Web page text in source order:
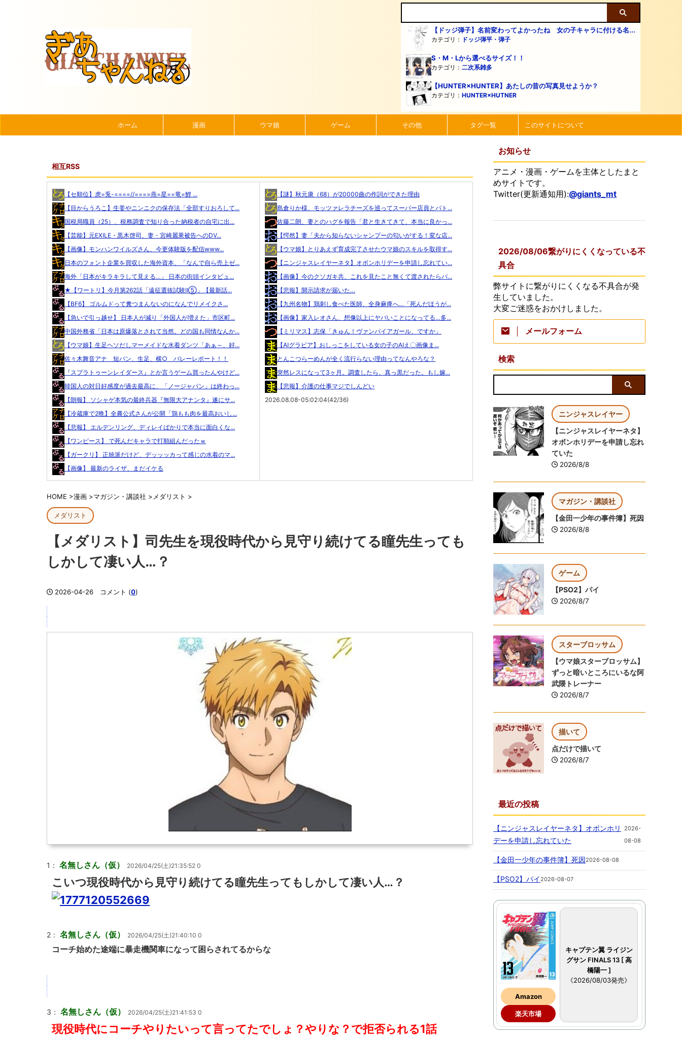
【ドッジ弾子】名前変わってよかったね 女の子キャラに付ける名...
カテゴリ： ドッジ弾平・弾子
S・M・Lから選べるサイズ！！
カテゴリ： 二次系雑多
【HUNTER×HUNTER】あたしの昔の写真見せようか？
カテゴリ： HUNTER×HUTNER
ホーム 漫画 ウマ娘 ゲーム その他 タグ一覧 このサイトについて
相互RSS
【セ順位】虎=兎-====//====燕=星==竜=鯉 ...
【目からうろこ】生姜やニンニクの保存法「全部すりおろして...
国税局職員（25）、税務調査で知り合った納税者の自宅に出...
【芸能】元EXILE・黒木啓司、妻・宮崎麗果被告へのDV...
【画像】モンハンワイルズさん、今更体験版を配信www...
日本のフォント企業を買収した海外資本、「なんで自ら売上ゼ...
海外「日本がキラキラして見える…」 日本の街頭インタビュ...
★【ワートリ】今月第262話「遠征選抜試験Ⅱ⑤」【最新話...
【BF6】 ゴルムドって糞つまんないのになんでリメイクさ...
【急いで引っ越せ】 日本人が減り「外国人が増えた」市区町...
中国外務省「日本は原爆落とされて当然。どの国も同情なんか...
【ウマ娘】生足ヘソだしマーメイドな水着ダンツ「あぁ～、好...
佐々木舞音アナ 短パン、生足、横○ バレーレポート！！
『スプラトゥーンレイダース』とか言うゲーム買ったんやけど...
韓国人の対日好感度が過去最高に、「ノージャパン」は終わっ...
【朗報】 ソシャゲ本気の最終兵器『無限大アナンタ』遂にサ...
【冷蔵庫で2晩】全農公式さんが公開「鶏もも肉を最高おいし...
【悲報】 エルデンリング、ディレイばかりで本当に面白くな...
【ワンピース】 で死んだキャラで打順組んだったｗ
【ガークリ】 正統派だけど、デッッッカって感じの水着のマ...
【画像】 最新のライザ、まだイケる
【謎】秋元康（68）が20000曲の作詞ができた理由
島倉りか様、モッツァレラチーズを巡ってスーパー店員とバト...
佐藤二朗、妻とのハグを報告「君と生きてきて、本当に良かっ...
【愕然】妻「夫から知らないシャンプーの匂いがする！変な店...
【ウマ娘】とりあえず育成完了させたウマ娘のスキルを取得す...
【ニンジャスレイヤーネタ】オボンホリデーを申請し忘れてい...
【画像】今のクソガキ共、これを見たこと無くて渡されたらパ...
【悲報】開示請求が届いた…
【九州名物】鶏刺し食べた医師、全身麻痺へ…「死んだほうが...
【画像】家入レオさん、想像以上にヤバいことになってる…多...
【ミリマス】志保「きゅん！ヴァンパイアガール、ですか」
【AIグラビア】おしっこをしている女の子のAIえ〇画像ま...
とんこつらーめんが全く流行らない理由ってなんやろな？
突然レスになって3ヶ月。調査したら、真っ黒だった。もし嫁...
【悲報】介護の仕事マジでしんどい
2026.08.08-05:02:04(42/36)
HOME >漫画 >マガジン・講談社 > メダリスト >
メダリスト
【メダリスト】司先生を現役時代から見守り続けてる瞳先生っても
しかして凄い人…？
2026-04-26 コメント (0)
1： 名無しさん（仮） 2026/04/25(土)21:35:52 0
こいつ現役時代から見守り続けてる瞳先生ってもしかして凄い人…？
2： 名無しさん（仮） 2026/04/25(土)21:40:10 0
コーチ始めた途端に暴走機関車になって困らされてるからな
3： 名無しさん（仮） 2026/04/25(土)21:41:53 0
現役時代にコーチやりたいって言ってたでしょ？やりな？で拒否られる1話
お知らせ
アニメ・漫画・ゲームを主体としたまと
めサイトです。
Twitter(更新通知用):@giants_mt
2026/08/06繋がりにくくなっている不
具合
弊サイトに繋がりにくくなる不具合が発
生していました。
大変ご迷惑をおかけしました。
メールフォーム
検索
ニンジャスレイヤー
【ニンジャスレイヤーネタ】
オボンホリデーを申請し忘れ
ていた
2026/8/8
マガジン・講談社
【金田一少年の事件簿】死因
2026/8/8
ゲーム
【PSO2】パイ
2026/8/7
スターブロッサム
【ウマ娘スターブロッサム】
ずっと暗いところにいるな阿
武隈トレーナー
2026/8/7
描いて
点だけで描いて
2026/8/7
最近の投稿
【ニンジャスレイヤーネタ】オボンホリ
デーを申請し忘れていた
2026-
08-08
【金田一少年の事件簿】死因2026-08-08
【PSO2】パイ2026-08-07
Amazon
楽天市場
キャプテン翼 ライジン
グサン FINALS 13 [ 高
橋陽一 ]
《2026/08/03発売》